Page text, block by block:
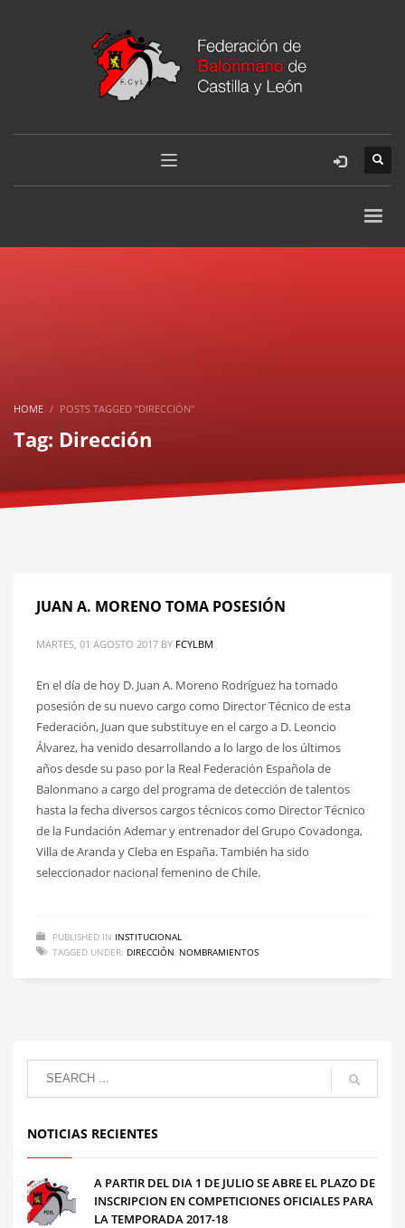
HOME POSTS TAGGED "DIRECCIÓN"
Tag: Dirección
JUAN A. MORENO TOMA POSESIÓN
MARTES, 01 AGOSTO 2017 BY FCYLBM
En el día de hoy D. Juan A. Moreno Rodríguez ha tomado
posesión de su nuevo cargo como Director Técnico de esta
Federación, Juan que substituye en el cargo a D. Leoncio
Álvarez, ha venido desarrollando a lo largo de los últimos
años desde su paso por la Real Federación Española de
Balonmano a cargo del programa de detección de talentos
hasta la fecha diversos cargos técnicos como Director Técnico
de la Fundación Ademar y entrenador del Grupo Covadonga,
Villa de Aranda y Cleba en España. También ha sido
seleccionador nacional femenino de Chile.
PUBLISHED IN INSTITUCIONAL
TAGGED UNDER: DIRECCIÓN NOMBRAMIENTOS
NOTICIAS RECIENTES
A PARTIR DEL DIA 1 DE JULIO SE ABRE EL PLAZO DE
INSCRIPCION EN COMPETICIONES OFICIALES PARA
LA TEMPORADA 2017-18